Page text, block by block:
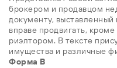
брокером и продавцом
документу,
вправе продвигать,
риэлтором. В тексте
имущества и различные
Форма B